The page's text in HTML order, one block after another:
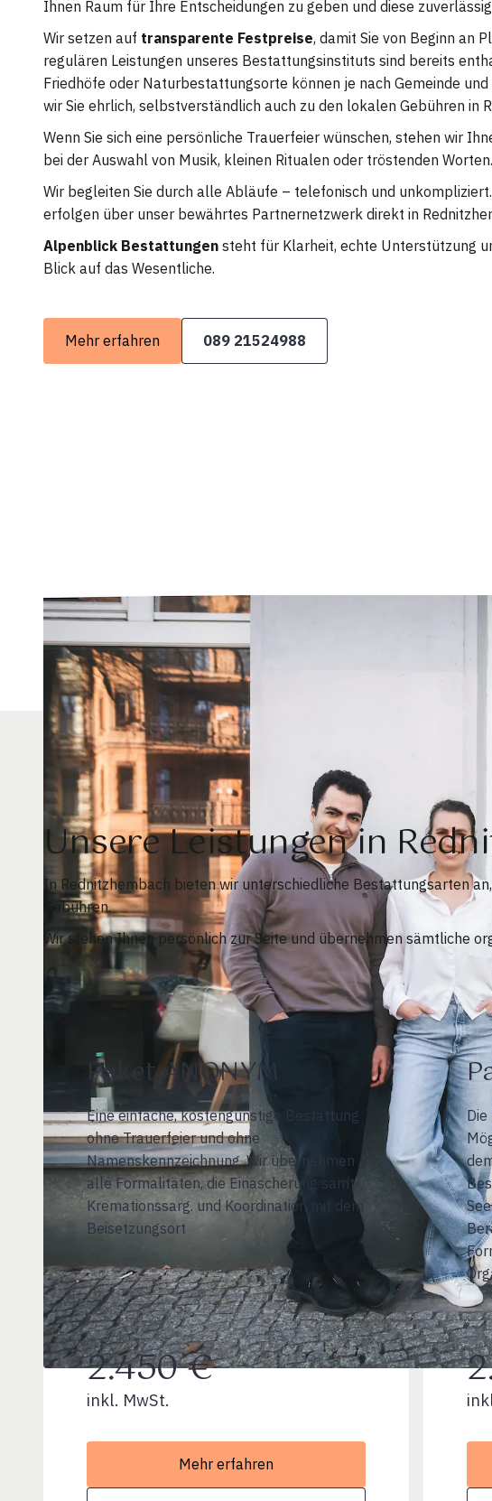
Ihnen Raum für Ihre Entscheidungen zu geben und diese
Wir setzen auf transparente Festpreise, damit Sie von Beginn an
regulären Leistungen unseres Bestattungsinstituts sind bereits
Friedhöfe oder Naturbestattungsorte können je nach Gemeinde
wir Sie ehrlich, selbstverständlich auch zu den lokalen Gebühren in
Wenn Sie sich eine persönliche Trauerfeier wünschen, stehen wir
bei der Auswahl von Musik, kleinen Ritualen oder tröstenden Worten.
Wir begleiten Sie durch alle Abläufe – telefonisch und
erfolgen über unser bewährtes Partnernetzwerk direkt in
Alpenblick Bestattungen steht für Klarheit, echte Unterstützung
Blick auf das Wesentliche.
Mehr erfahren 089 21524988
Unsere Leistungen in
In Rednitzhembach bieten wir unterschiedliche Bestattungsarten
Gebühren.
Wir stehen Ihnen persönlich zur Seite und übernehmen sämtliche
Paket ANONYM
Eine einfache, kostengünstige Bestattung
ohne Trauerfeier und ohne
Namenskennzeichnung. Wir übernehmen
alle Formalitäten, die Einäscherung samt
Kremationssarg. und Koordination mit dem
Beisetzungsort
2.450 €
inkl. MwSt.
Mehr erfahren